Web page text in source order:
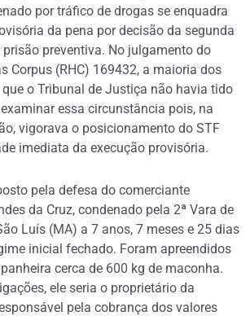
por tráfico de drogas se enquadra
da pena por decisão da segunda
preventiva. No julgamento do
Corpus (RHC) 169432, a maioria dos
o Tribunal de Justiça não havia tido
essa circunstância pois, na
vigorava o posicionamento do STF
imediata da execução provisória.
pela defesa do comerciante
da Cruz, condenado pela 2ª Vara de
Luís (MA) a 7 anos, 7 meses e 25 dias
inicial fechado. Foram apreendidos
cerca de 600 kg de maconha.
ele seria o proprietário da
pela cobrança dos valores